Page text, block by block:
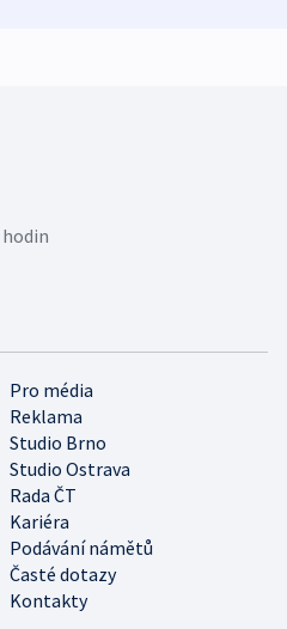
Pro média
Reklama
Studio Brno
Studio Ostrava
Rada ČT
Kariéra
Podávání námětů
Časté dotazy
Kontakty